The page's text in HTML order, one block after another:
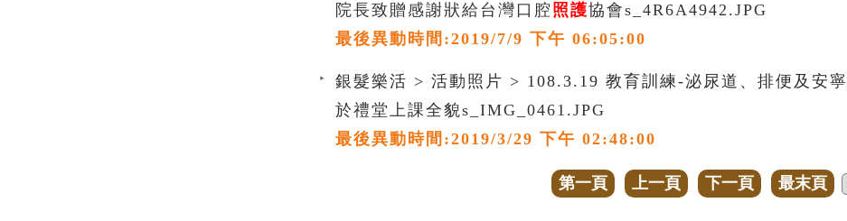
院長致贈感謝狀給台灣口腔照護協會s_4R6A4942.JPG
最後異動時間:2019/7/9 下午 06:05:00
銀髮樂活 > 活動照片 > 108.3.19 教育訓練-泌尿道、排便及安寧
於禮堂上課全貌s_IMG_0461.JPG
最後異動時間:2019/3/29 下午 02:48:00
第一頁 上一頁 下一頁 最末頁